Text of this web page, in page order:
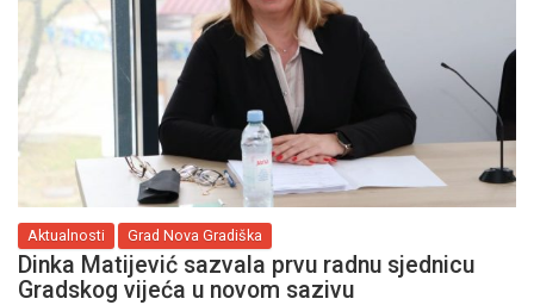
Aktualnosti Grad Nova Gradiška
Dinka Matijević sazvala prvu radnu sjednicu
Gradskog vijeća u novom sazivu